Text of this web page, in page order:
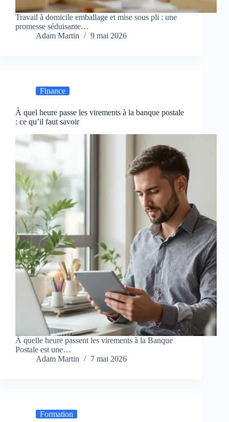
Travail à domicile emballage et mise sous pli : une
promesse séduisante…
Adam Martin
9 mai 2026
Finance
À quel heure passe les virements à la banque postale
: ce qu’il faut savoir
À quelle heure passent les virements à la Banque
Postale est une…
Adam Martin
7 mai 2026
Formation